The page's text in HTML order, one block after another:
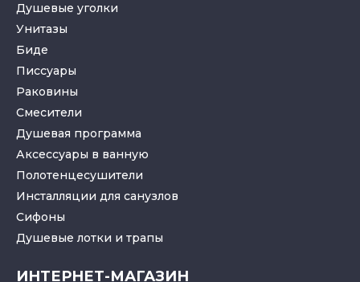
Душевые уголки
Унитазы
Биде
Писсуары
Раковины
Смесители
Душевая программа
Аксессуары в ванную
Полотенцесушители
Инсталляции для санузлов
Cифоны
Душевые лотки и трапы
ИНТЕРНЕТ-МАГАЗИН